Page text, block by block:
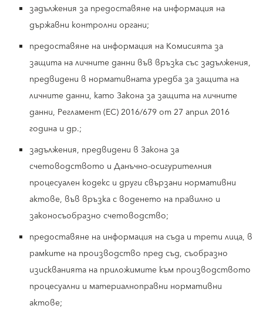
задължения за предоставяне на информация на
държавни контролни органи;
предоставяне на информация на Комисията за
защита на личните данни във връзка със задължения,
предвидени в нормативната уредба за защита на
личните данни, като Закона за защита на личните
данни, Регламент (ЕС) 2016/679 от 27 април 2016
година и др.;
задължения, предвидени в Закона за
счетоводството и Данъчно-осигурителния
процесуален кодекс и други свързани нормативни
актове, във връзка с воденето на правилно и
законосъобразно счетоводство;
предоставяне на информация на съда и трети лица, в
рамките на производство пред съд, съобразно
изискванията на приложимите към производството
процесуални и материалноправни нормативни
актове;